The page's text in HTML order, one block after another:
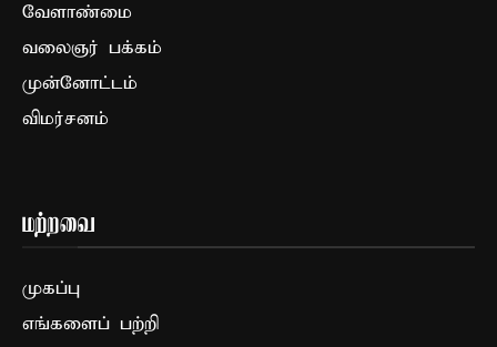
வேளாண்மை
வலைஞர் பக்கம்
முன்னோட்டம்
விமர்சனம்
மற்றவை
முகப்பு
எங்களைப் பற்றி